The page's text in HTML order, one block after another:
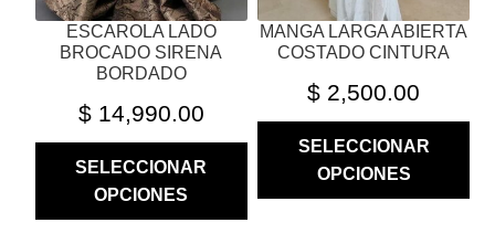
ESCAROLA LADO
BROCADO SIRENA
BORDADO
$14,990.00
SELECCIONAR
OPCIONES
PÁGINA
PRODUCTO
MANGA LARGA ABIERTA
COSTADO CINTURA
$ 2,500.00
SELECCIONAR
OPCIONES
PÁGINA
DE